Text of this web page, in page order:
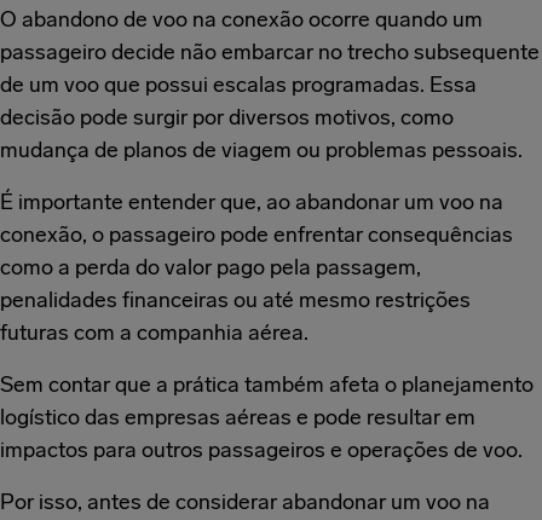
O abandono de voo na conexão ocorre quando um
passageiro decide não embarcar no trecho subsequente
de um voo que possui escalas programadas. Essa
decisão pode surgir por diversos motivos, como
mudança de planos de viagem ou problemas pessoais.
É importante entender que, ao abandonar um voo na
conexão, o passageiro pode enfrentar consequências
como a perda do valor pago pela passagem,
penalidades financeiras ou até mesmo restrições
futuras com a companhia aérea.
Sem contar que a prática também afeta o planejamento
logístico das empresas aéreas e pode resultar em
impactos para outros passageiros e operações de voo.
Por isso, antes de considerar abandonar um voo na